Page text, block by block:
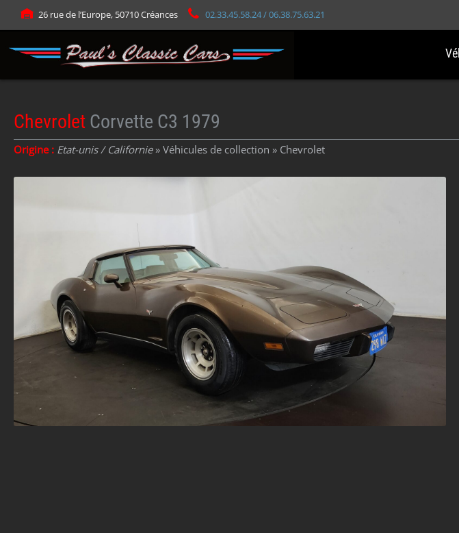
26 rue de l’Europe, 50710 Créances 02.33.45.58.24 / 06.38.75.63.21
Chevrolet Corvette C3 1979
Origine : Etat-unis / Californie» Véhicules de collection » Chevrolet
Panneau de gestion des cookies